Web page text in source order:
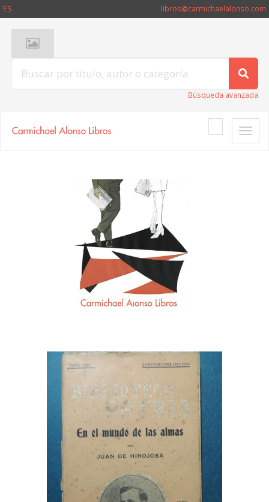
ES libros@carmichaelalonso.com
Búsqueda avanzada
Toggle